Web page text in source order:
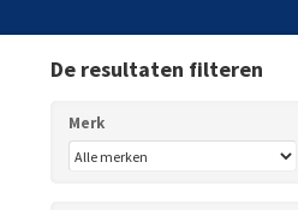
De resultaten filteren
Merk